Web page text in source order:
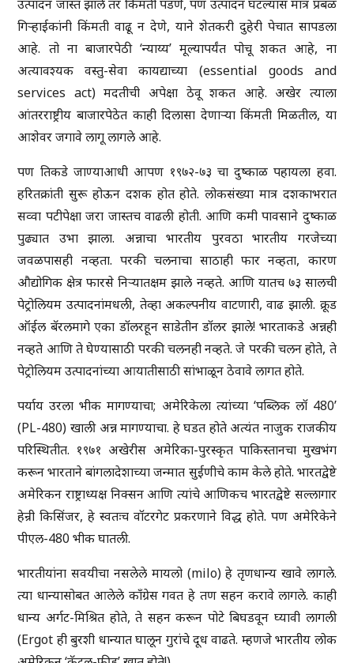
उत्पादन जास्त झाले तर किंमती पडणे, पण उत्पादन घटल्यास मात्र प्रबळ
गिऱ्हाईकांनी किंमती वाढू न देणे, याने शेतकरी दुहेरी पेचात सापडला
आहे. तो ना बाजारपेठी ‘न्याय्य’ मूल्यापर्यंत पोचू शकत आहे, ना
अत्यावश्यक वस्तु-सेवा कायद्याच्या (essential goods and
services act) मदतीची अपेक्षा ठेवू शकत आहे. अखेर त्याला
आंतरराष्ट्रीय बाजारपेठेत काही दिलासा देणाऱ्या किंमती मिळतील, या
आशेवर जगावे लागू लागले आहे.
पण तिकडे जाण्याआधी आपण १९७२-७३ चा दुष्काळ पहायला हवा.
हरितक्रांती सुरू होऊन दशक होत होते. लोकसंख्या मात्र दशकाभरात
सव्वा पटीपेक्षा जरा जास्तच वाढली होती. आणि कमी पावसाने दुष्काळ
पुढ्यात उभा झाला. अन्नाचा भारतीय पुरवठा भारतीय गरजेच्या
जवळपासही नव्हता. परकी चलनाचा साठाही फार नव्हता, कारण
औद्योगिक क्षेत्र फारसे निऱ्यातक्षम झाले नव्हते. आणि यातच ७३ सालची
पेट्रोलियम उत्पादनांमधली, तेव्हा अकल्पनीय वाटणारी, वाढ झाली. क्रूड
ऑईल बॅरलमागे एका डॉलरहून साडेतीन डॉलर झाले! भारताकडे अन्नही
नव्हते आणि ते घेण्यासाठी परकी चलनही नव्हते. जे परकी चलन होते, ते
पेट्रोलियम उत्पादनांच्या आयातीसाठी सांभाळून ठेवावे लागत होते.
पर्याय उरला भीक मागण्याचा; अमेरिकेला त्यांच्या ‘पब्लिक लॉ 480’
(PL-480) खाली अन्न मागण्याचा. हे घडत होते अत्यंत नाजुक राजकीय
परिस्थितीत. १९७१ अखेरीस अमेरिका-पुरस्कृत पाकिस्तानचा मुखभंग
करून भारताने बांगलादेशाच्या जन्मात सुईणीचे काम केले होते. भारतद्वेष्टे
अमेरिकन राष्ट्राध्यक्ष निक्सन आणि त्यांचे आणिकच भारतद्वेष्टे सल्लागार
हेन्री किसिंजर, हे स्वतःच वॉटरगेट प्रकरणाने विद्ध होते. पण अमेरिकेने
पीएल-480 भीक घातली.
भारतीयांना सवयीचा नसलेले मायलो (milo) हे तृणधान्य खावे लागले.
त्या धान्यासोबत आलेले काँग्रेस गवत हे तण सहन करावे लागले. काही
धान्य अर्गट-मिश्रित होते, ते सहन करून पोटे बिघडवून घ्यावी लागली
(Ergot ही बुरशी धान्यात घालून गुरांचे दूध वाढते. म्हणजे भारतीय लोक